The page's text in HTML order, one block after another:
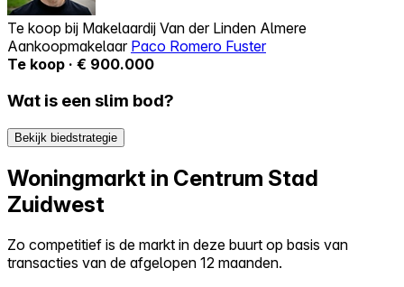
Te koop bij Makelaardij Van der Linden Almere
Aankoopmakelaar Paco Romero Fuster
Te koop · € 900.000
Wat is een slim bod?
Bekijk biedstrategie
Woningmarkt in Centrum Stad
Zuidwest
Zo competitief is de markt in deze buurt op basis van
transacties van de afgelopen 12 maanden.